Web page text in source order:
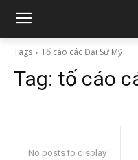
Tags Tố cáo các Đại Sứ Mỹ
Tag: tố cáo
No posts to display